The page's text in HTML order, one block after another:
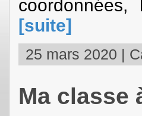
[suite]
25 mars 2020 |
Ma classe